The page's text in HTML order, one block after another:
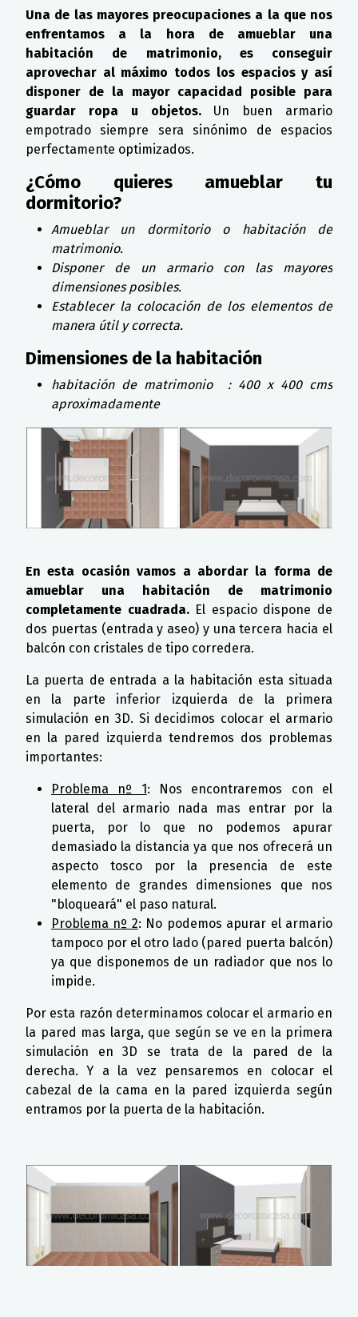
Una de las mayores preocupaciones a la que nos
enfrentamos a la hora de amueblar una
habitación de matrimonio, es conseguir
aprovechar al máximo todos los espacios y así
disponer de la mayor capacidad posible para
guardar ropa u objetos. Un buen armario
empotrado siempre sera sinónimo de espacios
perfectamente optimizados.
¿Cómo quieres amueblar tu
dormitorio?
Amueblar un dormitorio o habitación de
matrimonio.
Disponer de un armario con las mayores
dimensiones posibles.
Establecer la colocación de los elementos de
manera útil y correcta.
Dimensiones de la habitación
habitación de matrimonio : 400 x 400 cms
aproximadamente
En esta ocasión vamos a abordar la forma de
amueblar una habitación de matrimonio
completamente cuadrada. El espacio dispone de
dos puertas (entrada y aseo) y una tercera hacia el
balcón con cristales de tipo corredera.
La puerta de entrada a la habitación esta situada
en la parte inferior izquierda de la primera
simulación en 3D. Si decidimos colocar el armario
en la pared izquierda tendremos dos problemas
importantes:
Problema nº 1: Nos encontraremos con el
lateral del armario nada mas entrar por la
puerta, por lo que no podemos apurar
demasiado la distancia ya que nos ofrecerá un
aspecto tosco por la presencia de este
elemento de grandes dimensiones que nos
"bloqueará" el paso natural.
Problema nº 2: No podemos apurar el armario
tampoco por el otro lado (pared puerta balcón)
ya que disponemos de un radiador que nos lo
impide.
Por esta razón determinamos colocar el armario en
la pared mas larga, que según se ve en la primera
simulación en 3D se trata de la pared de la
derecha. Y a la vez pensaremos en colocar el
cabezal de la cama en la pared izquierda según
entramos por la puerta de la habitación.